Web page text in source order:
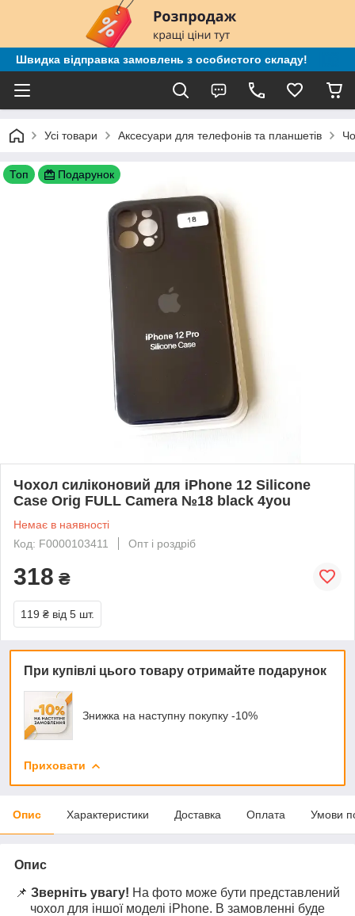
Швидка відправка замовлень з особистого складу!
Усі товари Аксесуари для телефонів та планшетів
Топ Подарунок
Чохол силіконовий для iPhone 12 Silicone
Case Orig FULL Camera №18 black 4you
Немає в наявності
Код: F0000103411
Опт і роздріб
318 ₴
119 ₴ від 5 шт.
При купівлі цього товару отримайте подарунок
Знижка на наступну покупку -10%
Приховати
Опис Характеристики Доставка Оплата Умови
Опис
📌 Зверніть увагу! На фото може бути представлений
чохол для іншої моделі iPhone. В замовленні буде